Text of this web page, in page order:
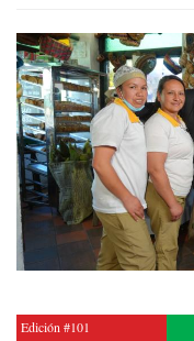
Edición #101